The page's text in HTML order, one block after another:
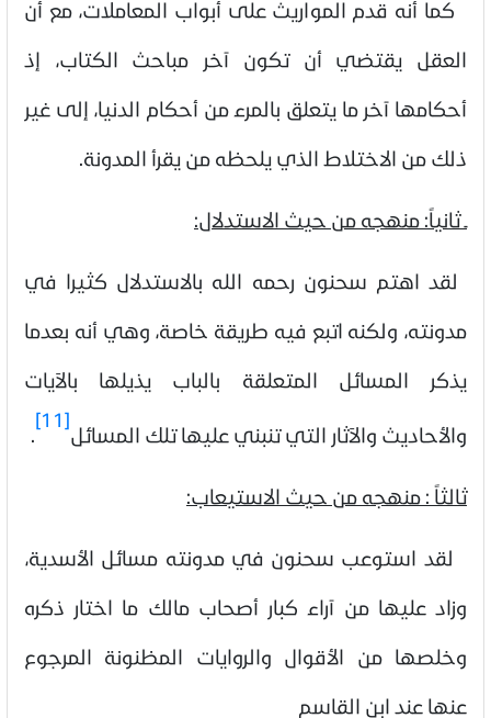
كما أنه قدم المواريث على أبواب المعاملات، مع أن
العقل يقتضي أن تكون آخر مباحث الكتاب، إذ
أحكامها آخر ما يتعلق بالمرء من أحكام الدنيا، إلى غير
ذلك من الاختلاط الذي يلحظه من يقرأ المدونة.
ـ ثانياً: منهجه من حيث الاستدلال:
لقد اهتم سحنون رحمه الله بالاستدلال كثيرا في
مدونته، ولكنه اتبع فيه طريقة خاصة، وهي أنه بعدما
يذكر المسائل المتعلقة بالباب يذيلها بالآيات
والأحاديث والآثار التي تنبني عليها تلك المسائل .
ثالثاً : منهجه من حيث الاستيعاب:
لقد استوعب سحنون في مدونته مسائل الأسدية،
وزاد عليها من آراء كبار أصحاب مالك ما اختار ذكره
وخلصها من الأقوال والروايات المظنونة المرجوع
عنها عند ابن القاسم